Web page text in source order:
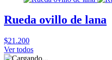
Rueda ovillo de lana
$21.200
Ver todos